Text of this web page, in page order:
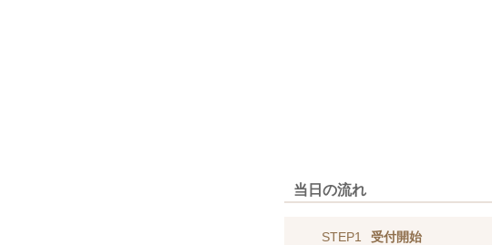
当日の流れ
STEP1 受付開始